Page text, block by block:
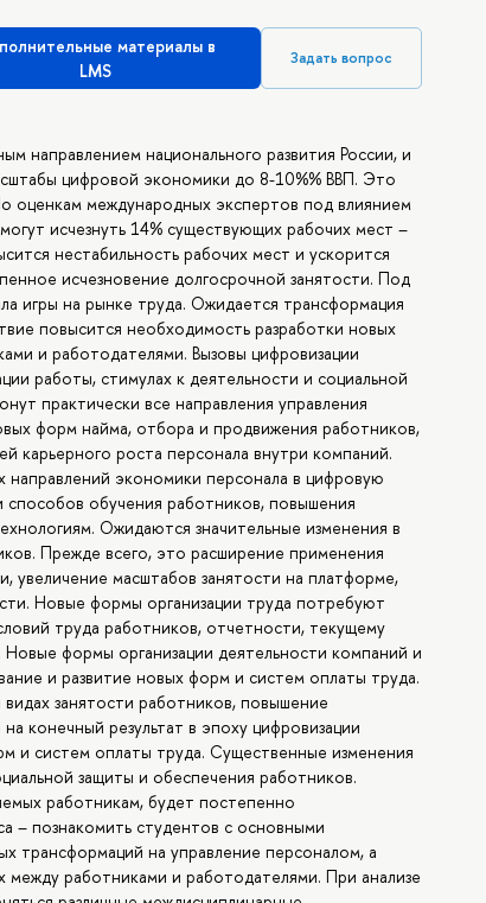
материалы в
LMS
Задать вопрос
направлением национального развития России, и
цифровой экономики до 8-10%% ВВП. Это
оценкам международных экспертов под влиянием
исчезнуть 14% существующих рабочих мест –
нестабильность рабочих мест и ускорится
исчезновение долгосрочной занятости. Под
игры на рынке труда. Ожидается трансформация
повысится необходимость разработки новых
и работодателями. Вызовы цифровизации
работы, стимулах к деятельности и социальной
практически все направления управления
форм найма, отбора и продвижения работников,
карьерного роста персонала внутри компаний.
экономики персонала в цифровую
обучения работников, повышения
Ожидаются значительные изменения в
Прежде всего, это расширение применения
увеличение масштабов занятости на платформе,
Новые формы организации труда потребуют
труда работников, отчетности, текущему
формы организации деятельности компаний и
и развитие новых форм и систем оплаты труда.
занятости работников, повышение
конечный результат в эпоху цифровизации
и систем оплаты труда. Существенные изменения
защиты и обеспечения работников.
работникам, будет постепенно
– познакомить студентов с основными
трансформаций на управление персоналом, а
работниками и работодателями. При анализе